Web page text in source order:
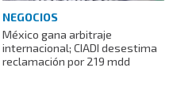
NEGOCIOS
México gana arbitraje
internacional; CIADI desestima
reclamación por 219 mdd